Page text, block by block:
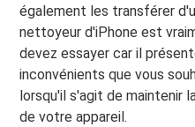
également les transférer
nettoyeur d'iPhone est
devez essayer car il
inconvénients que vous
lorsqu'il s'agit de maintenir
de votre appareil.